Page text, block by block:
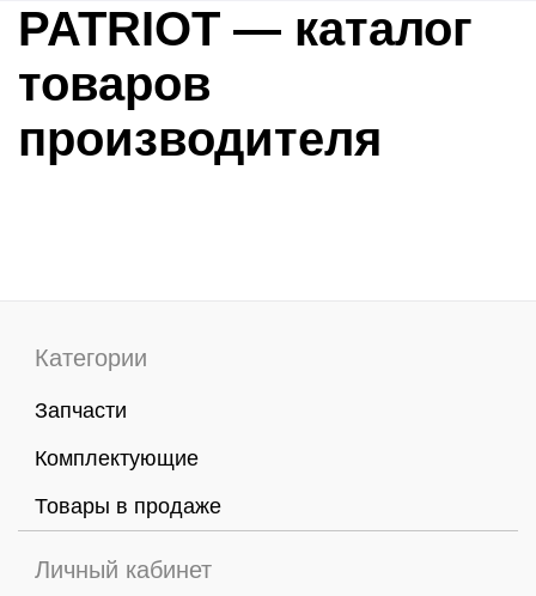
PATRIOT — каталог
товаров
производителя
Категории
Запчасти
Комплектующие
Товары в продаже
Личный кабинет